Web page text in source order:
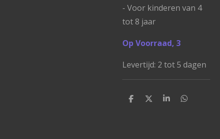
- Voor kinderen van 4
tot 8 jaar
Op Voorraad, 3
Levertijd: 2 tot 5 dagen
D
D
S
D